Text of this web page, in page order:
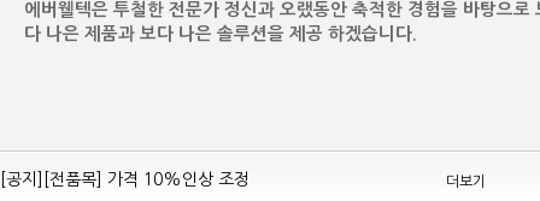
에버웰텍은 투철한 전문가 정신과 오랬동안 축적한 경험을 바탕으로
다 나은 제품과 보다 나은 솔루션을 제공 하겠습니다.
[공지][Mean Well 제품 전품목] 10% 가격 인하 조정
[공지][전품목] 가격 10%인상 조정
더보기